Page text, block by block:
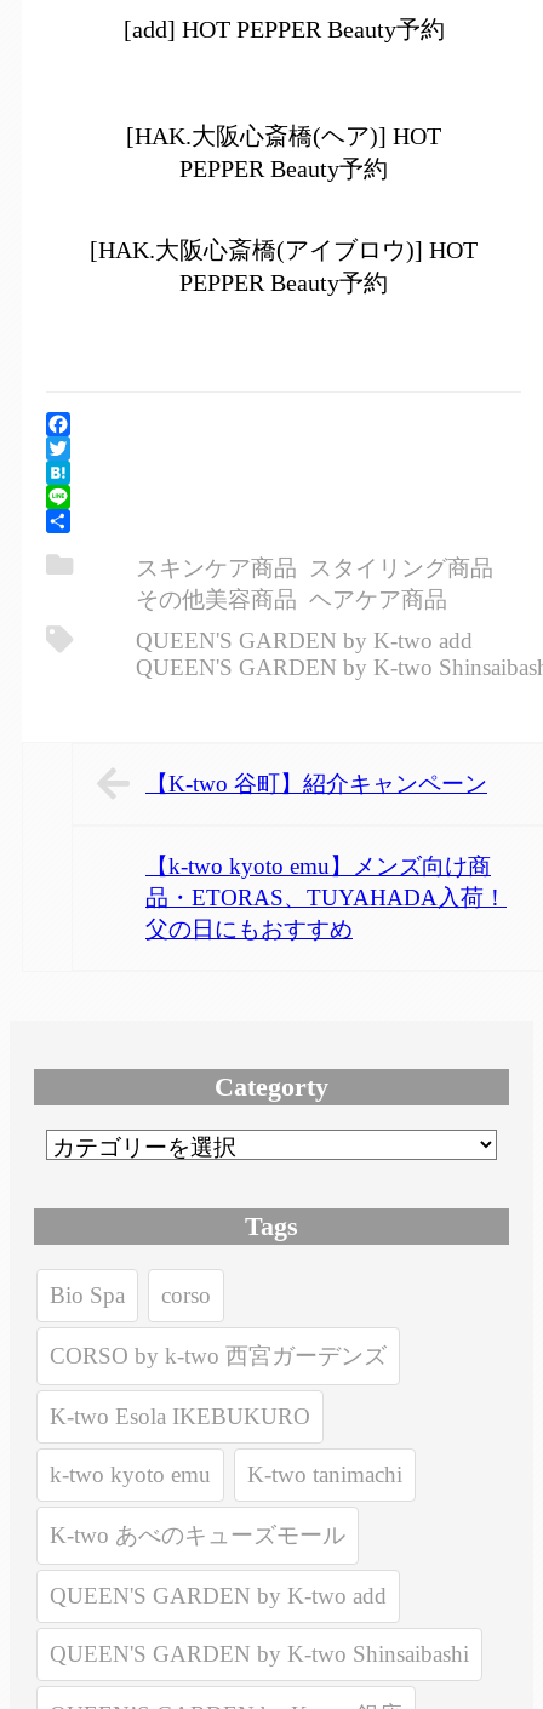
[add] HOT PEPPER Beauty予約
[HAK.大阪心斎橋(ヘア)] HOT
PEPPER Beauty予約
[HAK.大阪心斎橋(アイブロウ)] HOT
PEPPER Beauty予約
Facebook
Twitter
Hatena
Line
有
スキンケア商品
スタイリング商品
その他美容商品 ヘアケア商品
QUEEN'S GARDEN by K-two add
QUEEN'S GARDEN by K-two
【K-two 谷町】紹介キャンペーン
【k-two kyoto emu】メンズ向け商
品・ETORAS、TUYAHADA入荷！
父の日にもおすすめ
Categorty
Tags
Bio Spa corso
CORSO by k-two 西宮ガーデンズ
K-two Esola IKEBUKURO
k-two kyoto emu K-two tanimachi
K-two あべのキューズモール
QUEEN'S GARDEN by K-two add
QUEEN'S GARDEN by K-two Shinsaibashi